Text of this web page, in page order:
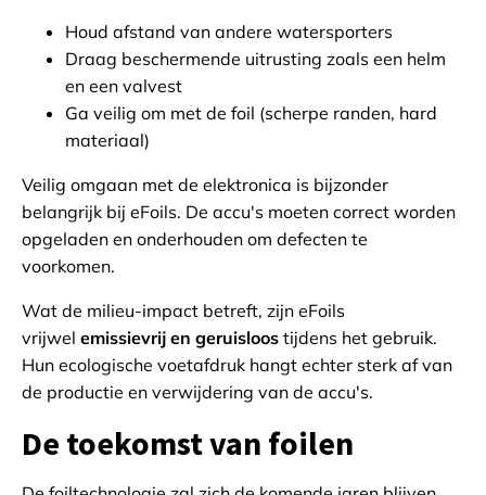
Houd afstand van andere watersporters
Draag beschermende uitrusting zoals een helm
en een valvest
Ga veilig om met de foil (scherpe randen, hard
materiaal)
Veilig omgaan met de elektronica is bijzonder
belangrijk bij eFoils. De accu's moeten correct worden
opgeladen en onderhouden om defecten te
voorkomen.
Wat de milieu-impact betreft, zijn eFoils
vrijwel emissievrij en geruisloos tijdens het gebruik.
Hun ecologische voetafdruk hangt echter sterk af van
de productie en verwijdering van de accu's.
De toekomst van foilen